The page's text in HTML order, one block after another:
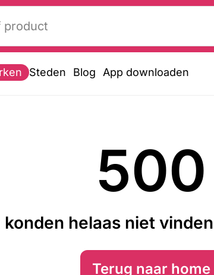
Steden Blog App downloaden
500
konden helaas niet
Terug naar home